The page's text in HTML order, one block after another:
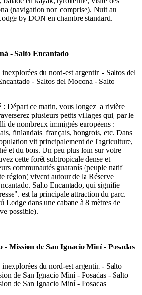
(navigation non comprise). Nuit au
by DON en chambre standard.
- Salto Encantado
: Départ ce matin, vous longez la rivière
plusieurs petits villages qui, par le
de nombreux immigrés européens :
finlandais, français, hongrois, etc. Dans
vit principalement de l'agriculture,
et du bois. Un peu plus loin sur votre
cette forêt subtropicale dense et
communautés guaranís (peuple natif
région) vivent autour de la Réserve
Salto Encantado, qui signifie
est la principale attraction du parc.
Lodge dans une cabane à 8 mètres de
possible).
- Mission de San Ignacio Miní - Posadas